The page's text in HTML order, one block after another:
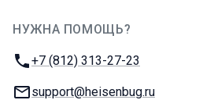
НУЖНА ПОМОЩЬ?
Телефон:
+7 (812) 313-27-23
E-mail:
support@heisenbug.ru